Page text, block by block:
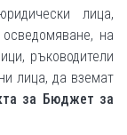
лица,
на
ръководители
лица, да вземат
за Бюджет за